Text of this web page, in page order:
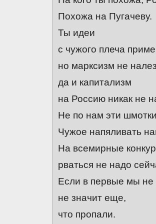
Похожа на Пугачеву.
Ты идеи
с чужого плеча
но марксизм не
да и капитализм
на Россию никак не
Не по нам эти
Чужое напяливать
На всемирные
рваться не надо
Если в первые мы не
не значит еще,
что пропали.